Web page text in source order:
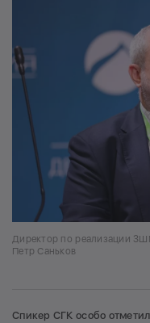
Директор по реализации
Петр Саньков
Спикер СГК особо